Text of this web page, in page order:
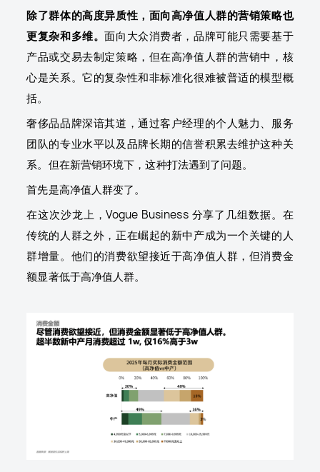
除了群体的高度异质性，面向高净值人群的营销策略也
更复杂和多维。面向大众消费者，品牌可能只需要基于
产品或交易去制定策略，但在高净值人群的营销中，核
心是关系。它的复杂性和非标准化很难被普适的模型概
括。
奢侈品品牌深谙其道，通过客户经理的个人魅力、服务
团队的专业水平以及品牌长期的信誉积累去维护这种关
系。但在新营销环境下，这种打法遇到了问题。
首先是高净值人群变了。
在这次沙龙上，Vogue Business 分享了几组数据。在
传统的人群之外，正在崛起的新中产成为一个关键的人
群增量。他们的消费欲望接近于高净值人群，但消费金
额显著低于高净值人群。